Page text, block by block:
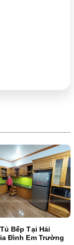
Bếp Tại Hải
Đình Em Trường